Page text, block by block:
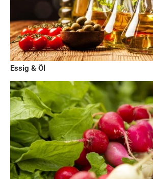
Essig & Öl